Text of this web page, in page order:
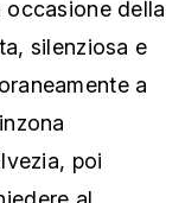
occasione della
silenziosa e
a
poi